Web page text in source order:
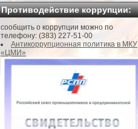
Противодействие коррупции:
сообщить о коррупции можно по
телефону: (383) 227-51-00
Антикоррупционная политика в МКУ
«ЦМИ»